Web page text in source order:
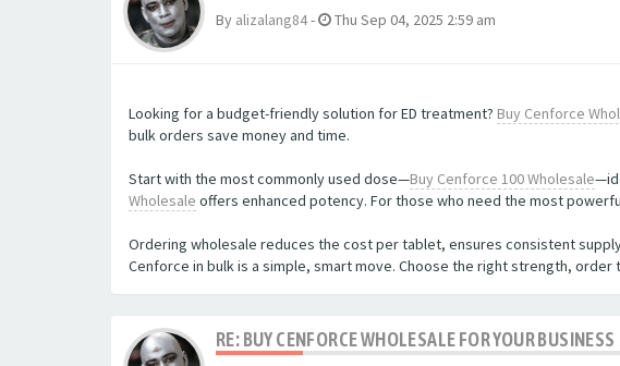
By alizalang84- Thu Sep 04, 2025 2:59 am
Looking for a budget-friendly solution for ED treatment? Buy Cenforce
bulk orders save money and time.
Start with the most commonly used dose—Buy Cenforce 100 Wholesale
Wholesale offers enhanced potency. For those who need the most
Ordering wholesale reduces the cost per tablet, ensures consistent
Cenforce in bulk is a simple, smart move. Choose the right strength,
RE: BUY CENFORCE WHOLESALE FOR YOUR BUSINESS